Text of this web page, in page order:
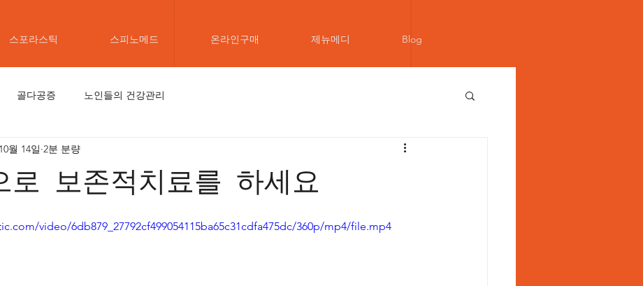
스포라스틱 스피노메드 온라인구매 제뉴메디 Blog
골다공증 노인들의 건강관리
로 보존적치료를 하세요
월 14일 2분 분량
video/6db879_27792cf499054115ba65c31cdfa475dc/360p/mp4/file.mp4